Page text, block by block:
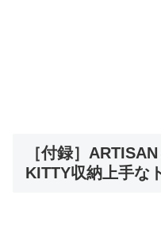
［付録］
KITTY収納上手な